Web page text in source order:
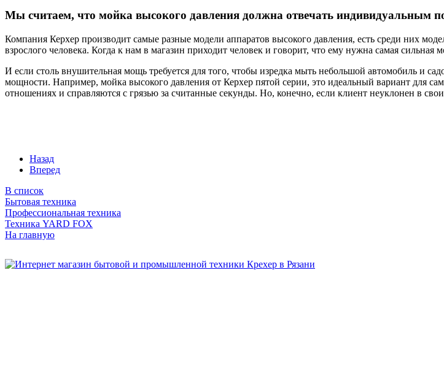
Мы считаем, что мойка высокого давления должна отвечать индивидуальным
Компания Керхер производит самые разные модели аппаратов высокого давления, есть среди них
взрослого человека. Когда к нам в магазин приходит человек и говорит, что ему нужна самая сильная
И если столь внушительная мощь требуется для того, чтобы изредка мыть небольшой автомобиль и
мощности. Например, мойка высокого давления от Керхер пятой серии, это идеальный вариант для
отношениях и справляются с грязью за считанные секунды. Но, конечно, если клиент неуклонен в
Назад
Вперед
В список
Бытовая техника
Профессиональная техника
Техника YARD FOX
На главную